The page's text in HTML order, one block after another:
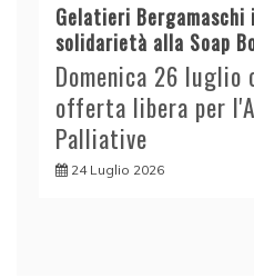
Gelatieri
solidarietà alla Soap
Domenica 26 luglio
offerta libera per
Palliative
24 Luglio 2026